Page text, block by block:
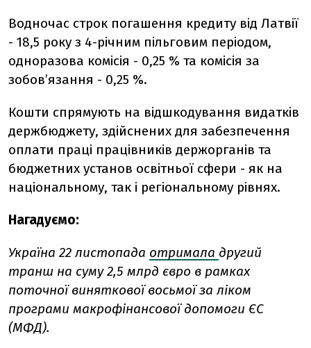
Водночас строк погашення кредиту від Латвії
- 18,5 року з 4-річним пільговим періодом,
одноразова комісія - 0,25 % та комісія за
зобов’язання - 0,25 %.
Кошти спрямують на відшкодування видатків
держбюджету, здійснених для забезпечення
оплати праці працівників держорганів та
бюджетних установ освітньої сфери - як на
національному, так і регіональному рівнях.
Нагадуємо:
Україна 22 листопада отримала другий
транш на суму 2,5 млрд євро в рамках
поточної виняткової восьмої за ліком
програми макрофінансової допомоги ЄС
(МФД).